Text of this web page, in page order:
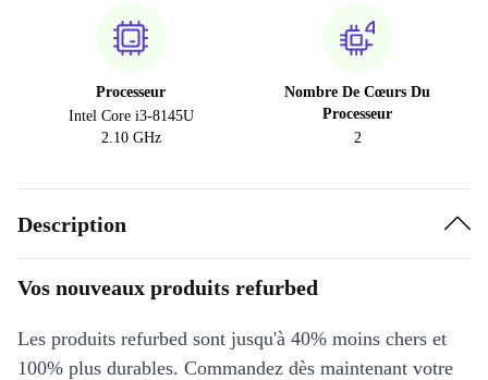
Processeur
Intel Core i3-8145U
2.10 GHz
Nombre De Cœurs Du
Processeur
2
Description
Vos nouveaux produits refurbed
Les produits refurbed sont jusqu'à 40% moins chers et
100% plus durables. Commandez dès maintenant votre